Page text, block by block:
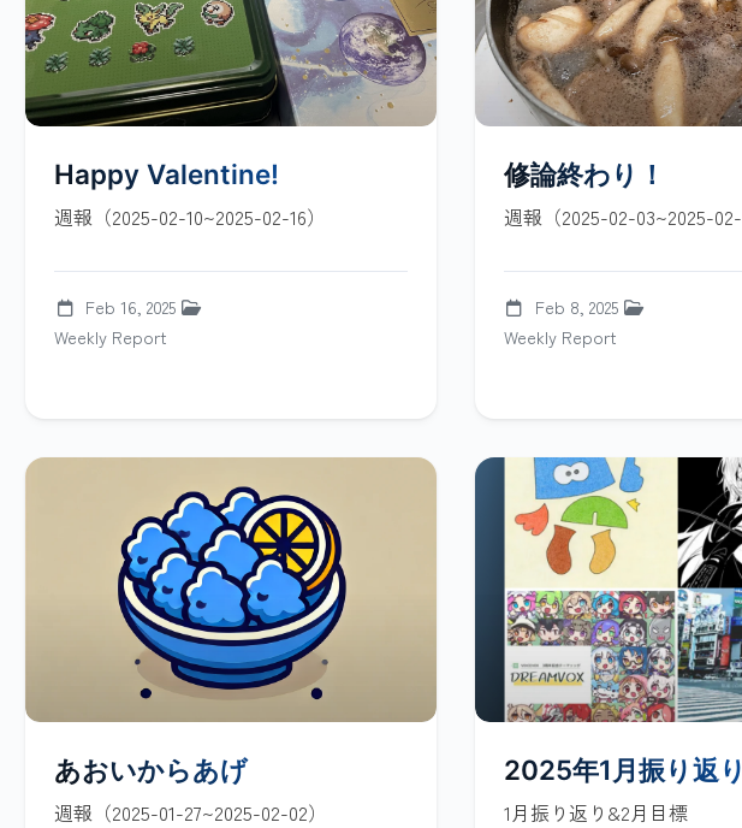
Happy Valentine!
週報（2025-02-10~2025-02-16）
Feb 16, 2025
Weekly Report
修論終わり！
週報（2025-02-03~2025-
Feb 8, 2025
Weekly Report
あおいからあげ
週報（2025-01-27~2025-02-02）
2025年1月振り返
1月振り返り&2月目標